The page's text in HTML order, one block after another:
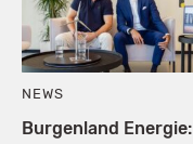
NEWS
Burgenland Energie: